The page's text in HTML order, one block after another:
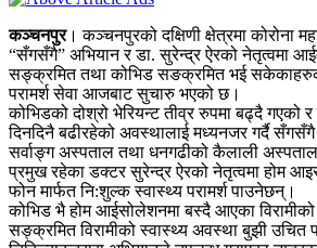
कञ्चनपुर। कञ्चनपुरको दक्षिणी क्षेत्रमा कोरोना
“सँगसँगै” अभियान र डा. सुरेन्द्र ऐरको नेतृत्वमा
सङ्क्रमित तथा कोभिड सङक्रमित भई
परामर्श सेवा आजबाट सुचारु भएको छ।
कोभिडको दोश्रो भेरियन्ट तीव्र रुपमा बढ्दै
दिनदिनै बढीरहेको अवस्थालाई मध्यनजर गर्दै
सर्वाङ्ग अस्पताल तथा धनगढीको कैलाली
प्रमुख रहेका डक्टर सुरेन्द्र ऐरको नेतृत्वमा होम
फोन मार्फत नि:शुल्क स्वास्थ्य परामर्श पाउनेछन्।
कोभिड भै होम आईसोलेशनमा बस्दै आएका विरामीको
सङ्क्रमित विरामीको स्वास्थ्य अवस्था बुझी उचित